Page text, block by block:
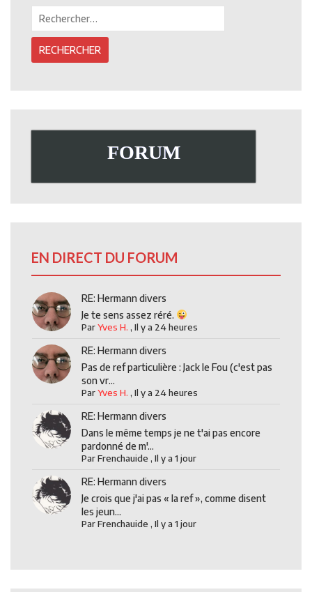
FORUM
EN DIRECT DU FORUM
RE: Hermann divers
Je te sens assez réré.
ParYves H. ,Il y a 24 heures
RE: Hermann divers
Pas de ref particulière : Jack le Fou (c'est pas
son vr...
ParYves H. ,Il y a 24 heures
RE: Hermann divers
Dans le même temps je ne t'ai pas encore
pardonné de m'...
ParFrenchauide ,Il y a 1 jour
RE: Hermann divers
Je crois que j'ai pas « la ref », comme disent
les jeun...
ParFrenchauide ,Il y a 1 jour